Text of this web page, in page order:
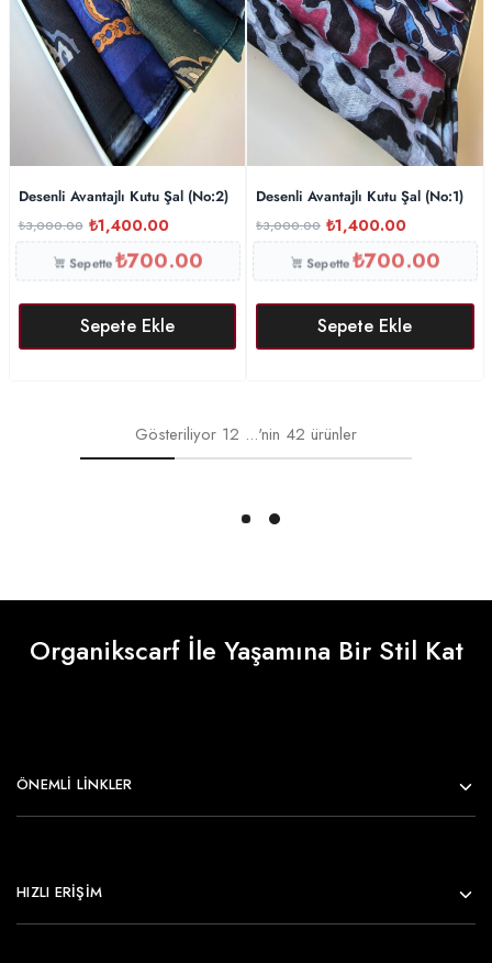
Desenli Avantajlı Kutu Şal (No:2)
₺3,000.00 ₺1,400.00
Sepette₺700.00
Sepete Ekle
Desenli Avantajlı Kutu Şal (No:1)
₺3,000.00 ₺1,400.00
Sepette₺700.00
Sepete Ekle
Gösteriliyor 12 ...'nin 42 ürünler
Daha Fazlasını Yükle
Organikscarf İle Yaşamına Bir Stil Kat
ÖNEMLI LINKLER
HIZLI ERİŞİM